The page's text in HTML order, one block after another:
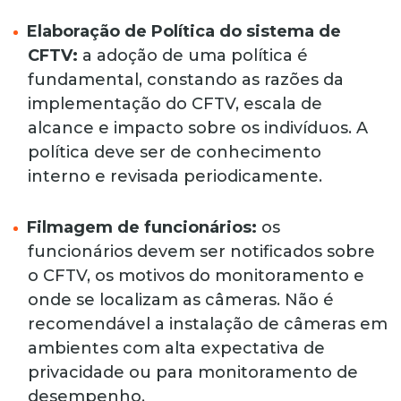
Elaboração de Política do sistema de
CFTV: a adoção de uma política é
fundamental, constando as razões da
implementação do CFTV, escala de
alcance e impacto sobre os indivíduos. A
política deve ser de conhecimento
interno e revisada periodicamente.
Filmagem de funcionários: os
funcionários devem ser notificados sobre
o CFTV, os motivos do monitoramento e
onde se localizam as câmeras. Não é
recomendável a instalação de câmeras em
ambientes com alta expectativa de
privacidade ou para monitoramento de
desempenho.